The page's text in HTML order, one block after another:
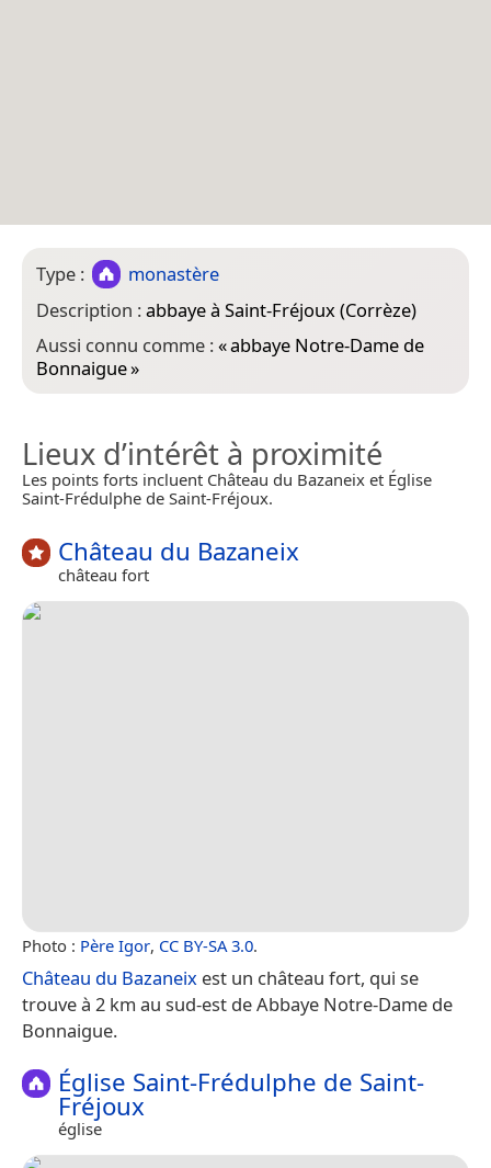
Type :
monastère
Description :abbaye à Saint-Fréjoux (Corrèze)
Aussi connu comme :«abbaye Notre-Dame de
Bonnaigue»
Lieux d’intérêt à proximité
Les points forts incluent Château du Bazaneix et Église
Saint-Frédulphe de Saint-Fréjoux.
Château du Bazaneix
château fort
Photo : Père Igor, CC BY-SA 3.0.
Château du Bazaneix est un château fort, qui se
trouve à 2 km au sud-est de Abbaye Notre-Dame de
Bonnaigue.
Église Saint-Frédulphe de Saint-
Fréjoux
église